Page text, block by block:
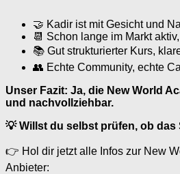
🤝 Kadir ist mit Gesicht und
📆 Schon lange im Markt
📚 Gut strukturierter Kurs,
👥 Echte Community, echte
Unser Fazit: Ja, die New World
und nachvollziehbar.
💡 Willst du selbst prüfen, ob das
👉 Hol dir jetzt alle Infos zur New
Anbieter: